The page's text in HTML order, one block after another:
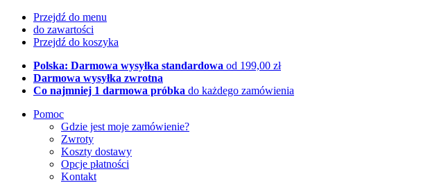
Przejdź do menu
do zawartości
Przejdź do koszyka
Polska: Darmowa wysyłka standardowa od 199,00 zł
Darmowa wysyłka zwrotna
Co najmniej 1 darmowa próbka do każdego zamówienia
Pomoc
Gdzie jest moje zamówienie?
Zwroty
Koszty dostawy
Opcje płatności
Kontakt